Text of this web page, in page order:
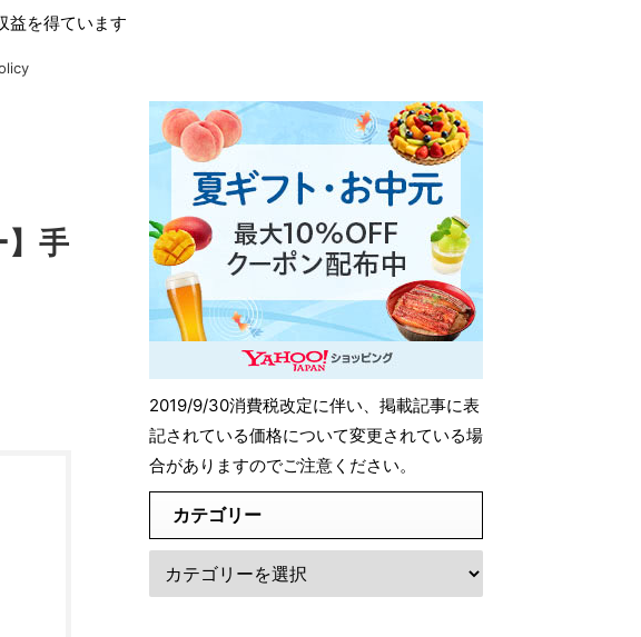
益を得ています
】手
2019/9/30消費税改定に伴い、掲載記事に表
記されている価格について変更されている場
合がありますのでご注意ください。
カテゴリー